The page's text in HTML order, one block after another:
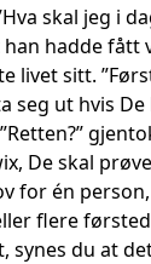
skal jeg i
han hadde fått
livet sitt.
seg ut hvis
De skal
for én
flere
synes du at